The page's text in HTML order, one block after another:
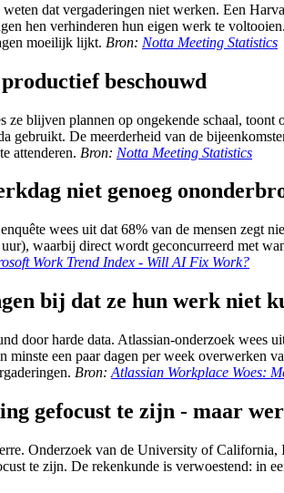
dat vergaderingen niet werken. Een
hen verhinderen hun eigen werk te
moeilijk lijkt. Bron: Notta Meeting Statistics
beschouwd
blijven plannen op ongekende schaal,
gebruikt. De meerderheid van de
attenderen. Bron: Notta Meeting Statistics
niet genoeg
wees uit dat 68% van de mensen zegt
waarbij direct wordt geconcurreerd met
Work Trend Index - Will AI Fix Work?
bij dat ze hun werk niet
door harde data. Atlassian-onderzoek wees
een paar dagen per week overwerken
Bron: Atlassian Workplace Woes:
gefocust te zijn - maar
Onderzoek van de University of
te zijn. De rekenkunde is verwoestend: in